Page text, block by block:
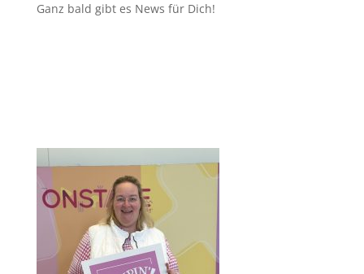
Ganz bald gibt es News für Dich!